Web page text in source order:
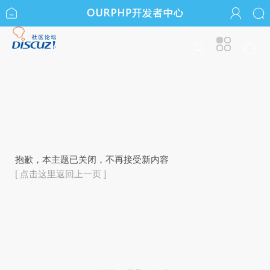
抱歉，本主题已关闭，不再接受新内容
[ 点击这里返回上一页 ]